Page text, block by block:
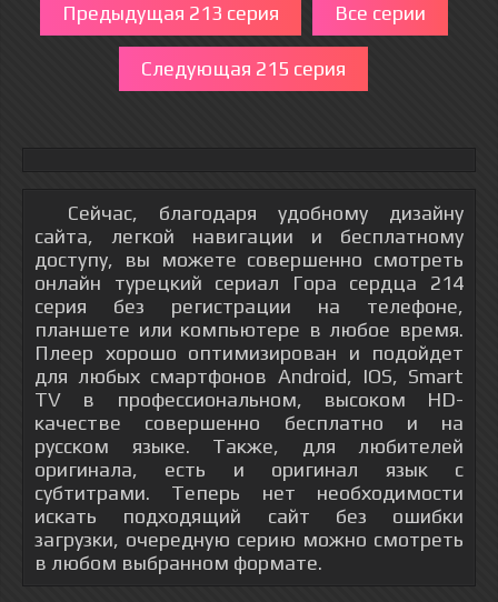
Предыдущая 213 серия Все серии
Следующая 215 серия
Сейчас, благодаря удобному дизайну
сайта, легкой навигации и бесплатному
доступу, вы можете совершенно смотреть
онлайн турецкий сериал Гора сердца 214
серия без регистрации на телефоне,
планшете или компьютере в любое время.
Плеер хорошо оптимизирован и подойдет
для любых смартфонов Android, IOS, Smart
TV в профессиональном, высоком HD-
качестве совершенно бесплатно и на
русском языке. Также, для любителей
оригинала, есть и оригинал язык с
субтитрами. Теперь нет необходимости
искать подходящий сайт без ошибки
загрузки, очередную серию можно смотреть
в любом выбранном формате.